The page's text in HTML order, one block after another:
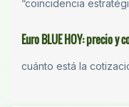
“coincidencia
Euro BLUE HOY: precio y
cuánto está la